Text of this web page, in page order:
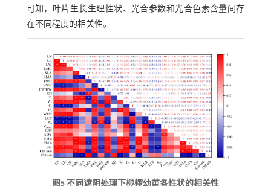
可知，叶片生长生理性状、光合参数和光合色素含量间存
在不同程度的相关性。
图5 不同遮阴处理下桫椤幼苗各性状的相关性